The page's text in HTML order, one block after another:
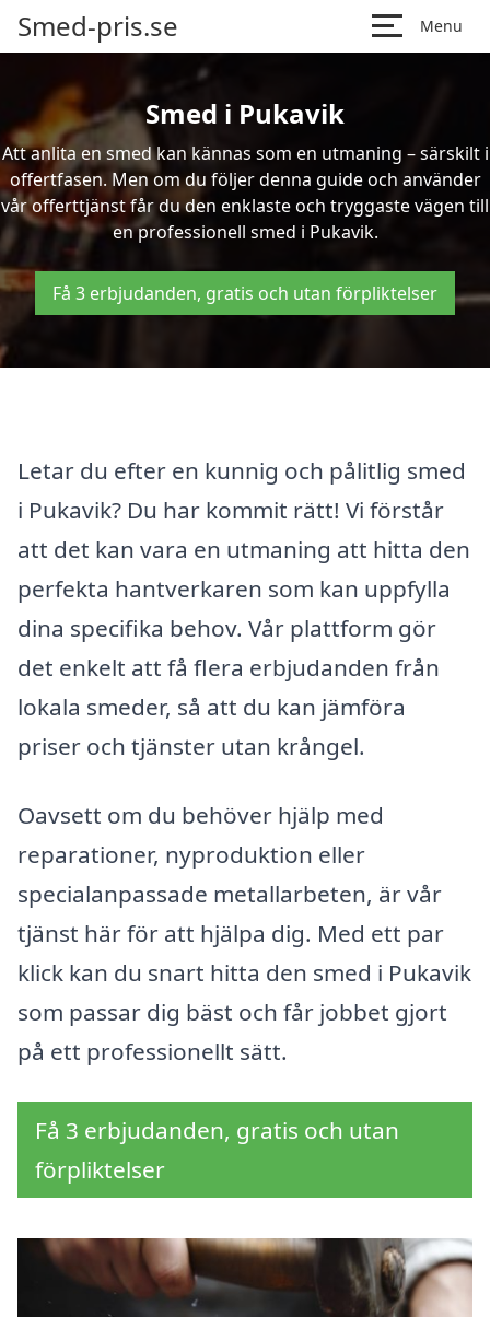
Smed-pris.se Menu
Smed i Pukavik
Att anlita en smed kan kännas som en utmaning – särskilt i
offertfasen. Men om du följer denna guide och använder
vår offerttjänst får du den enklaste och tryggaste vägen till
en professionell smed i Pukavik.
Få 3 erbjudanden, gratis och utan förpliktelser
Letar du efter en kunnig och pålitlig smed
i Pukavik? Du har kommit rätt! Vi förstår
att det kan vara en utmaning att hitta den
perfekta hantverkaren som kan uppfylla
dina specifika behov. Vår plattform gör
det enkelt att få flera erbjudanden från
lokala smeder, så att du kan jämföra
priser och tjänster utan krångel.
Oavsett om du behöver hjälp med
reparationer, nyproduktion eller
specialanpassade metallarbeten, är vår
tjänst här för att hjälpa dig. Med ett par
klick kan du snart hitta den smed i Pukavik
som passar dig bäst och får jobbet gjort
på ett professionellt sätt.
Få 3 erbjudanden, gratis och utan
förpliktelser